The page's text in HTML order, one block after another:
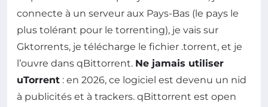
connecte à un serveur aux Pays-Bas (le pays le
plus tolérant pour le torrenting), je vais sur
Gktorrents, je télécharge le fichier .torrent, et je
l’ouvre dans qBittorrent. Ne jamais utiliser
uTorrent : en 2026, ce logiciel est devenu un nid
à publicités et à trackers. qBittorrent est open